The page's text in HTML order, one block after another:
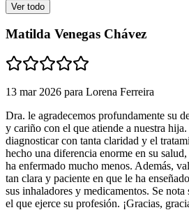
Ver todo
Matilda Venegas Chávez
13 mar 2026 para Lorena Ferreira
Dra. le agradecemos profundamente su
y cariño con el que atiende a nuestra
diagnosticar con tanta claridad y el
hecho una diferencia enorme en su
ha enfermado mucho menos. Además,
tan clara y paciente en que le ha
sus inhaladores y medicamentos. Se
el que ejerce su profesión. ¡Gracias,